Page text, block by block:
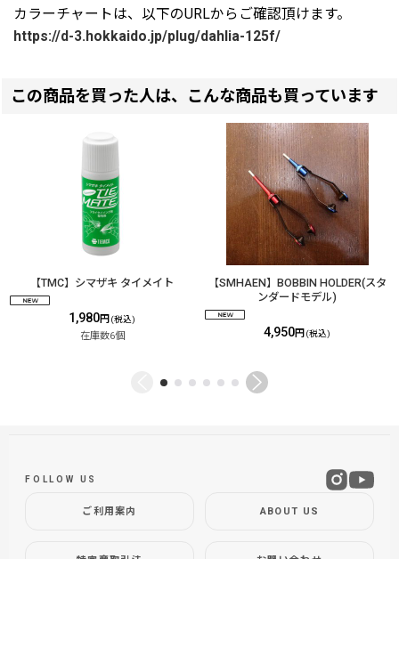
カラーチャートは、以下のURLからご確認頂けます。
https://d-3.hokkaido.jp/plug/dahlia-125f/
この商品を買った人は、こんな商品も買っています
【TMC】シマザキ タイメイト
1,980円 (税込)
在庫数6個
【SMHAEN】BOBBIN HOLDER(スタ
ンダードモデル)
4,950円 (税込)
ご利用案内 ABOUT US
特定商取引法 お問い合わせ
FOLLOW US